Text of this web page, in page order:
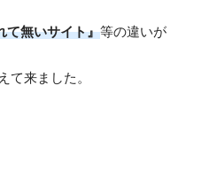
て無いサイト』等の違いが
て来ました。